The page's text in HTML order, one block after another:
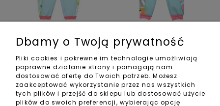
pływacki /
kombinezon Warm-
in-One - kaczuszki
119,00 zł 160,00 zł
pływacki /
kombinezon Warm-
in-One - balony
160,00 zł
Dbamy o Twoją prywatność
Pliki cookies i pokrewne im technologie umożliwiają
poprawne działanie strony i pomagają nam
dostosować ofertę do Twoich potrzeb. Możesz
zaakceptować wykorzystanie przez nas wszystkich
tych plików i przejść do sklepu lub dostosować użycie
plików do swoich preferencji, wybierając opcję